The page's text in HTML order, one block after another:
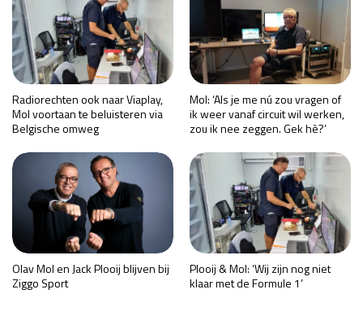
Radiorechten ook naar Viaplay,
Mol voortaan te beluisteren via
Belgische omweg
Mol: ‘Als je me nú zou vragen of
ik weer vanaf circuit wil werken,
zou ik nee zeggen. Gek hè?’
Olav Mol en Jack Plooij blijven bij
Ziggo Sport
Plooij & Mol: ‘Wij zijn nog niet
klaar met de Formule 1’